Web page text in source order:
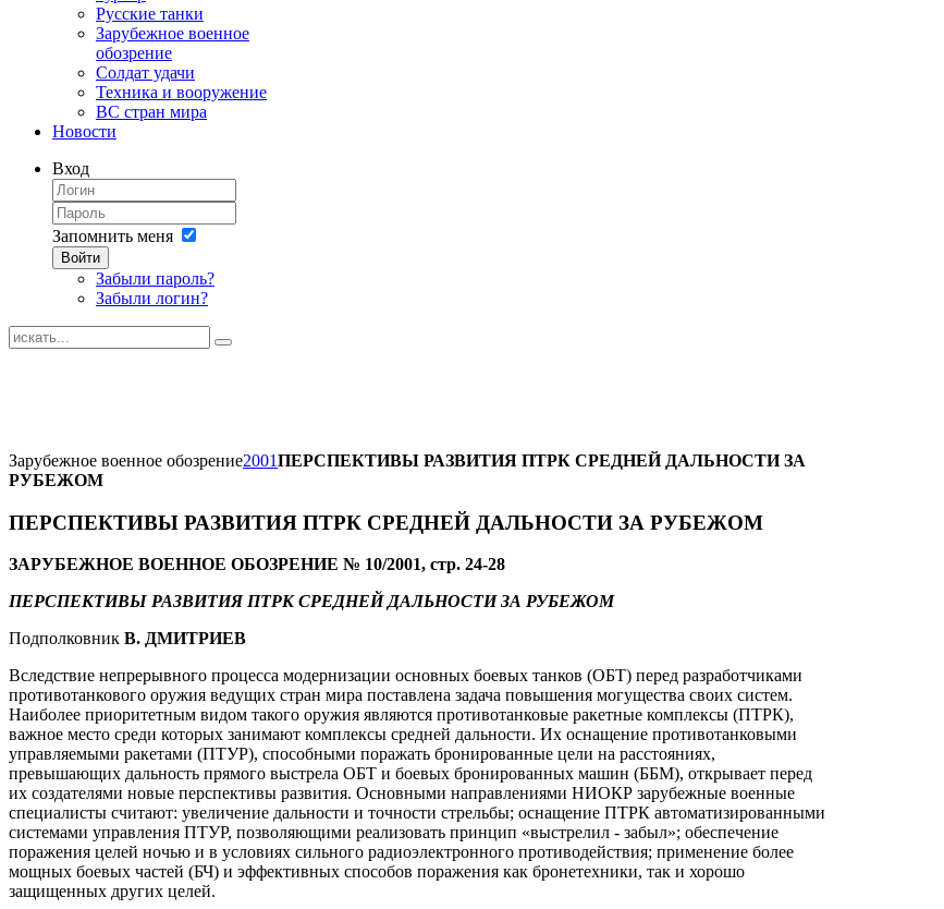
Русские танки
Зарубежное военное
обозрение
Солдат удачи
Техника и вооружение
ВС стран мира
Новости
Вход
Запомнить меня
Войти
Забыли пароль?
Забыли логин?
Зарубежное военное обозрение2001ПЕРСПЕКТИВЫ РАЗВИТИЯ ПТРК СРЕДНЕЙ ДАЛЬНОСТИ ЗА
РУБЕЖОМ
ПЕРСПЕКТИВЫ РАЗВИТИЯ ПТРК СРЕДНЕЙ ДАЛЬНОСТИ ЗА РУБЕЖОМ
ЗАРУБЕЖНОЕ ВОЕННОЕ ОБОЗРЕНИЕ № 10/2001, стр. 24-28
ПЕРСПЕКТИВЫ РАЗВИТИЯ ПТРК СРЕДНЕЙДАЛЬНОСТИ ЗА РУБЕЖОМ
Подполковник В. ДМИТРИЕВ
Вследствие непрерывного процесса модернизации основных боевых танков (ОБТ) перед разработчиками
противотанкового оружия ведущих стран мира поставлена задача повышения могущества своих систем.
Наиболее приоритетным видом такого оружия являются противотанковые ракетные комплексы (ПТРК),
важное место среди которых занимают комплексы средней дальности. Их оснащение противотанковыми
управляемыми ракетами (ПТУР), способными поражать бронированные цели на расстояниях,
превышающих дальность прямого выстрела ОБТ и боевых бронированных машин (ББМ), открывает перед
их создателями новые перспективы развития. Основными направлениями НИОКР зарубежные военные
специалисты считают: увеличение дальности и точности стрельбы; оснащение ПТРК автоматизированными
системами управления ПТУР, позволяющими реализовать принцип «выстрелил - забыл»; обеспечение
поражения целей ночью и в условиях сильного радиоэлектронного противодействия; применение более
мощных боевых частей (БЧ) и эффективных способов поражения как бронетехники, так и хорошо
защищенных других целей.